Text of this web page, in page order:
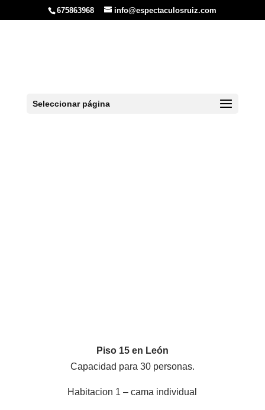
675863968 info@espectaculosruiz.com
Seleccionar página
Piso 15 en León
Capacidad para 30 personas.
Habitacion 1 – cama individual